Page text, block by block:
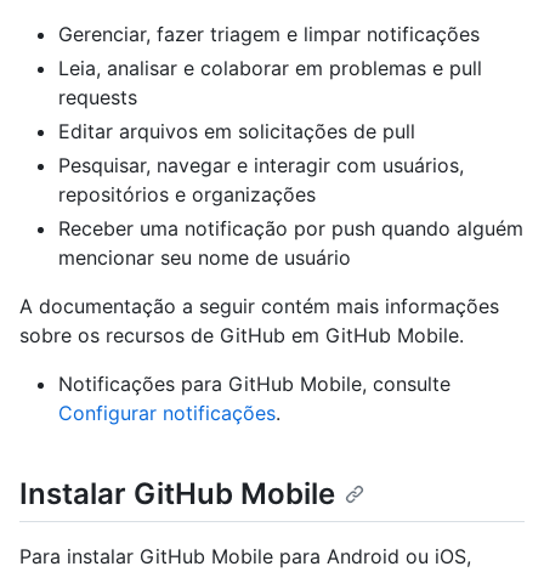
Gerenciar, fazer triagem e limpar notificações
Leia, analisar e colaborar em problemas e pull
requests
Editar arquivos em solicitações de pull
Pesquisar, navegar e interagir com usuários,
repositórios e organizações
Receber uma notificação por push quando alguém
mencionar seu nome de usuário
A documentação a seguir contém mais informações
sobre os recursos de GitHub em GitHub Mobile.
Notificações para GitHub Mobile, consulte
Configurar notificações.
Instalar GitHub Mobile
Para instalar GitHub Mobile para Android ou iOS,